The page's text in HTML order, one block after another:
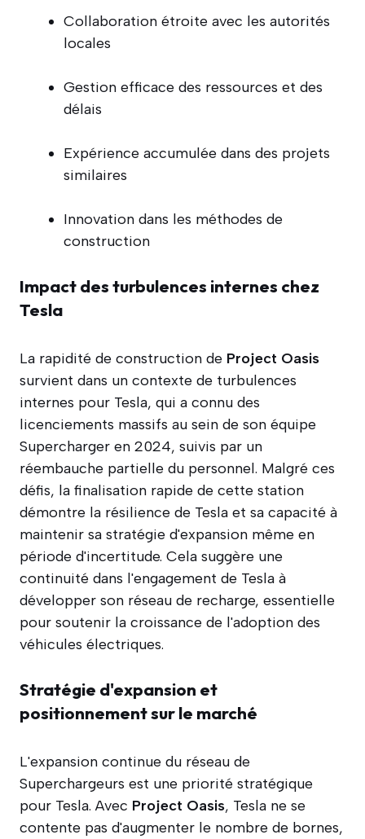
Collaboration étroite avec les autorités
locales
Gestion efficace des ressources et des
délais
Expérience accumulée dans des projets
similaires
Innovation dans les méthodes de
construction
Impact des turbulences internes chez
Tesla
La rapidité de construction de Project Oasis
survient dans un contexte de turbulences
internes pour Tesla, qui a connu des
licenciements massifs au sein de son équipe
Supercharger en 2024, suivis par un
réembauche partielle du personnel. Malgré ces
défis, la finalisation rapide de cette station
démontre la résilience de Tesla et sa capacité à
maintenir sa stratégie d'expansion même en
période d'incertitude. Cela suggère une
continuité dans l'engagement de Tesla à
développer son réseau de recharge, essentielle
pour soutenir la croissance de l'adoption des
véhicules électriques.
Stratégie d'expansion et
positionnement sur le marché
L'expansion continue du réseau de
Superchargeurs est une priorité stratégique
pour Tesla. Avec Project Oasis, Tesla ne se
contente pas d'augmenter le nombre de bornes,